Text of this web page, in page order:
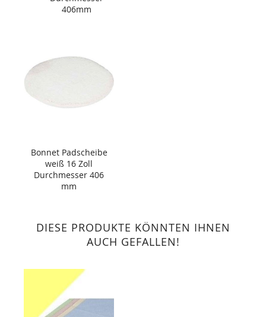
406mm
Bonnet Padscheibe
weiß 16 Zoll
Durchmesser 406
mm
DIESE PRODUKTE KÖNNTEN IHNEN
AUCH GEFALLEN!